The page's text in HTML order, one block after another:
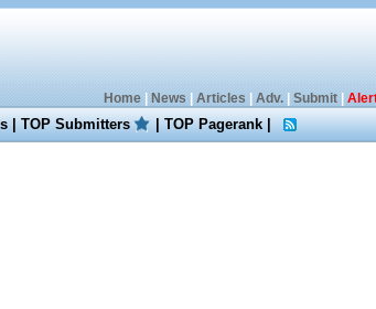
Home| News Articles Adv.| Submit|
|TOP Submitters |TOP Pagerank|